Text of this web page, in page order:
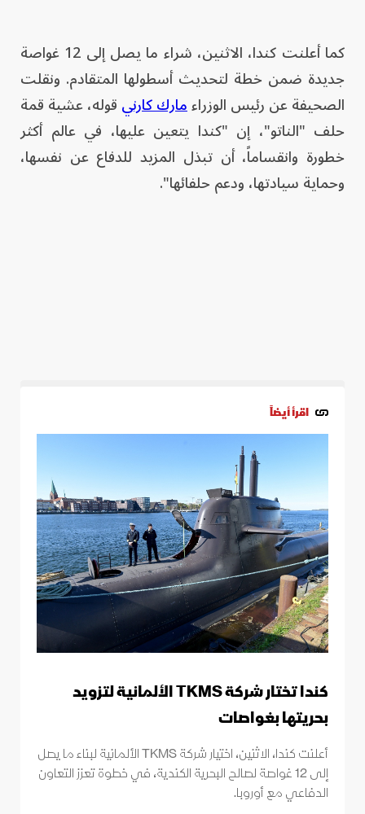
كما أعلنت كندا، الاثنين، شراء ما يصل إلى 12 غواصة
جديدة ضمن خطة لتحديث أسطولها المتقادم. ونقلت
الصحيفة عن رئيس الوزراءمارك كارنيقوله، عشية قمة
حلف "الناتو"، إن "كندا يتعين عليها، في عالم أكثر
خطورة وانقساماً، أن تبذل المزيد للدفاع عن نفسها،
وحماية سيادتها، ودعم حلفائها".
اقرأ أيضاً
كندا تختار شركة TKMS الألمانية لتزويد
بحريتها بغواصات
أعلنت كندا، الاثنين، اختيار شركة TKMS الألمانية لبناء ما يصل
إلى 12 غواصة لصالح البحرية الكندية، في خطوة تعزز التعاون
الدفاعي مع أوروبا.